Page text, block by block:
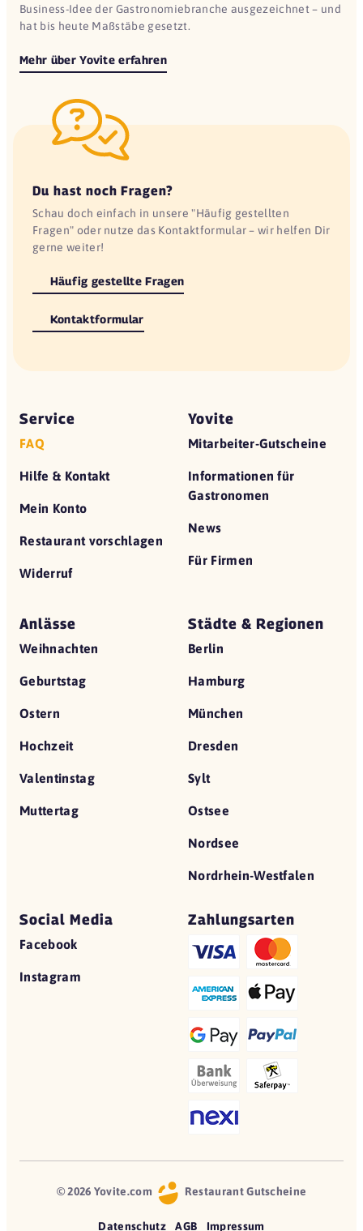
Business-Idee der Gastronomiebranche ausgezeichnet – und
hat bis heute Maßstäbe gesetzt.
Mehr über Yovite erfahren
Du hast noch Fragen?
Schau doch einfach in unsere "Häufig gestellten
Fragen" oder nutze das Kontaktformular – wir helfen Dir
gerne weiter!
Häufig gestellte Fragen
Kontaktformular
Service
FAQ
Hilfe & Kontakt
Mein Konto
Restaurant vorschlagen
Widerruf
Yovite
Mitarbeiter-Gutscheine
Informationen für
Gastronomen
News
Für Firmen
Anlässe
Weihnachten
Geburtstag
Ostern
Hochzeit
Valentinstag
Muttertag
Städte & Regionen
Berlin
Hamburg
München
Dresden
Sylt
Ostsee
Nordsee
Nordrhein-Westfalen
Social Media
Facebook
Instagram
Zahlungsarten
© 2026 Yovite.com Restaurant Gutscheine
Datenschutz AGB Impressum